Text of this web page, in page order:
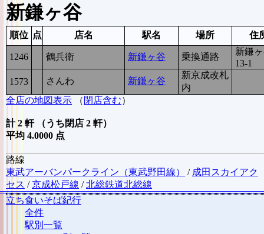
新鎌ヶ谷
順位 点 店名 駅名 場所 住
1246 鶴兵衛 新鎌ヶ谷 乗換通路
新鎌
13-1
1573
さんわ 新鎌ヶ谷
新京成改札
内
全店の地図表示 （ 閉店含む）
計 2 軒 （うち閉店 2 軒）
平均 4.0000 点
路線
東武アーバンパークライン（東武野田線）
/ 成田スカイアク
セス /京成松戸線 /北総鉄道北総線
立ち食いそば紀行
全件
駅別一覧